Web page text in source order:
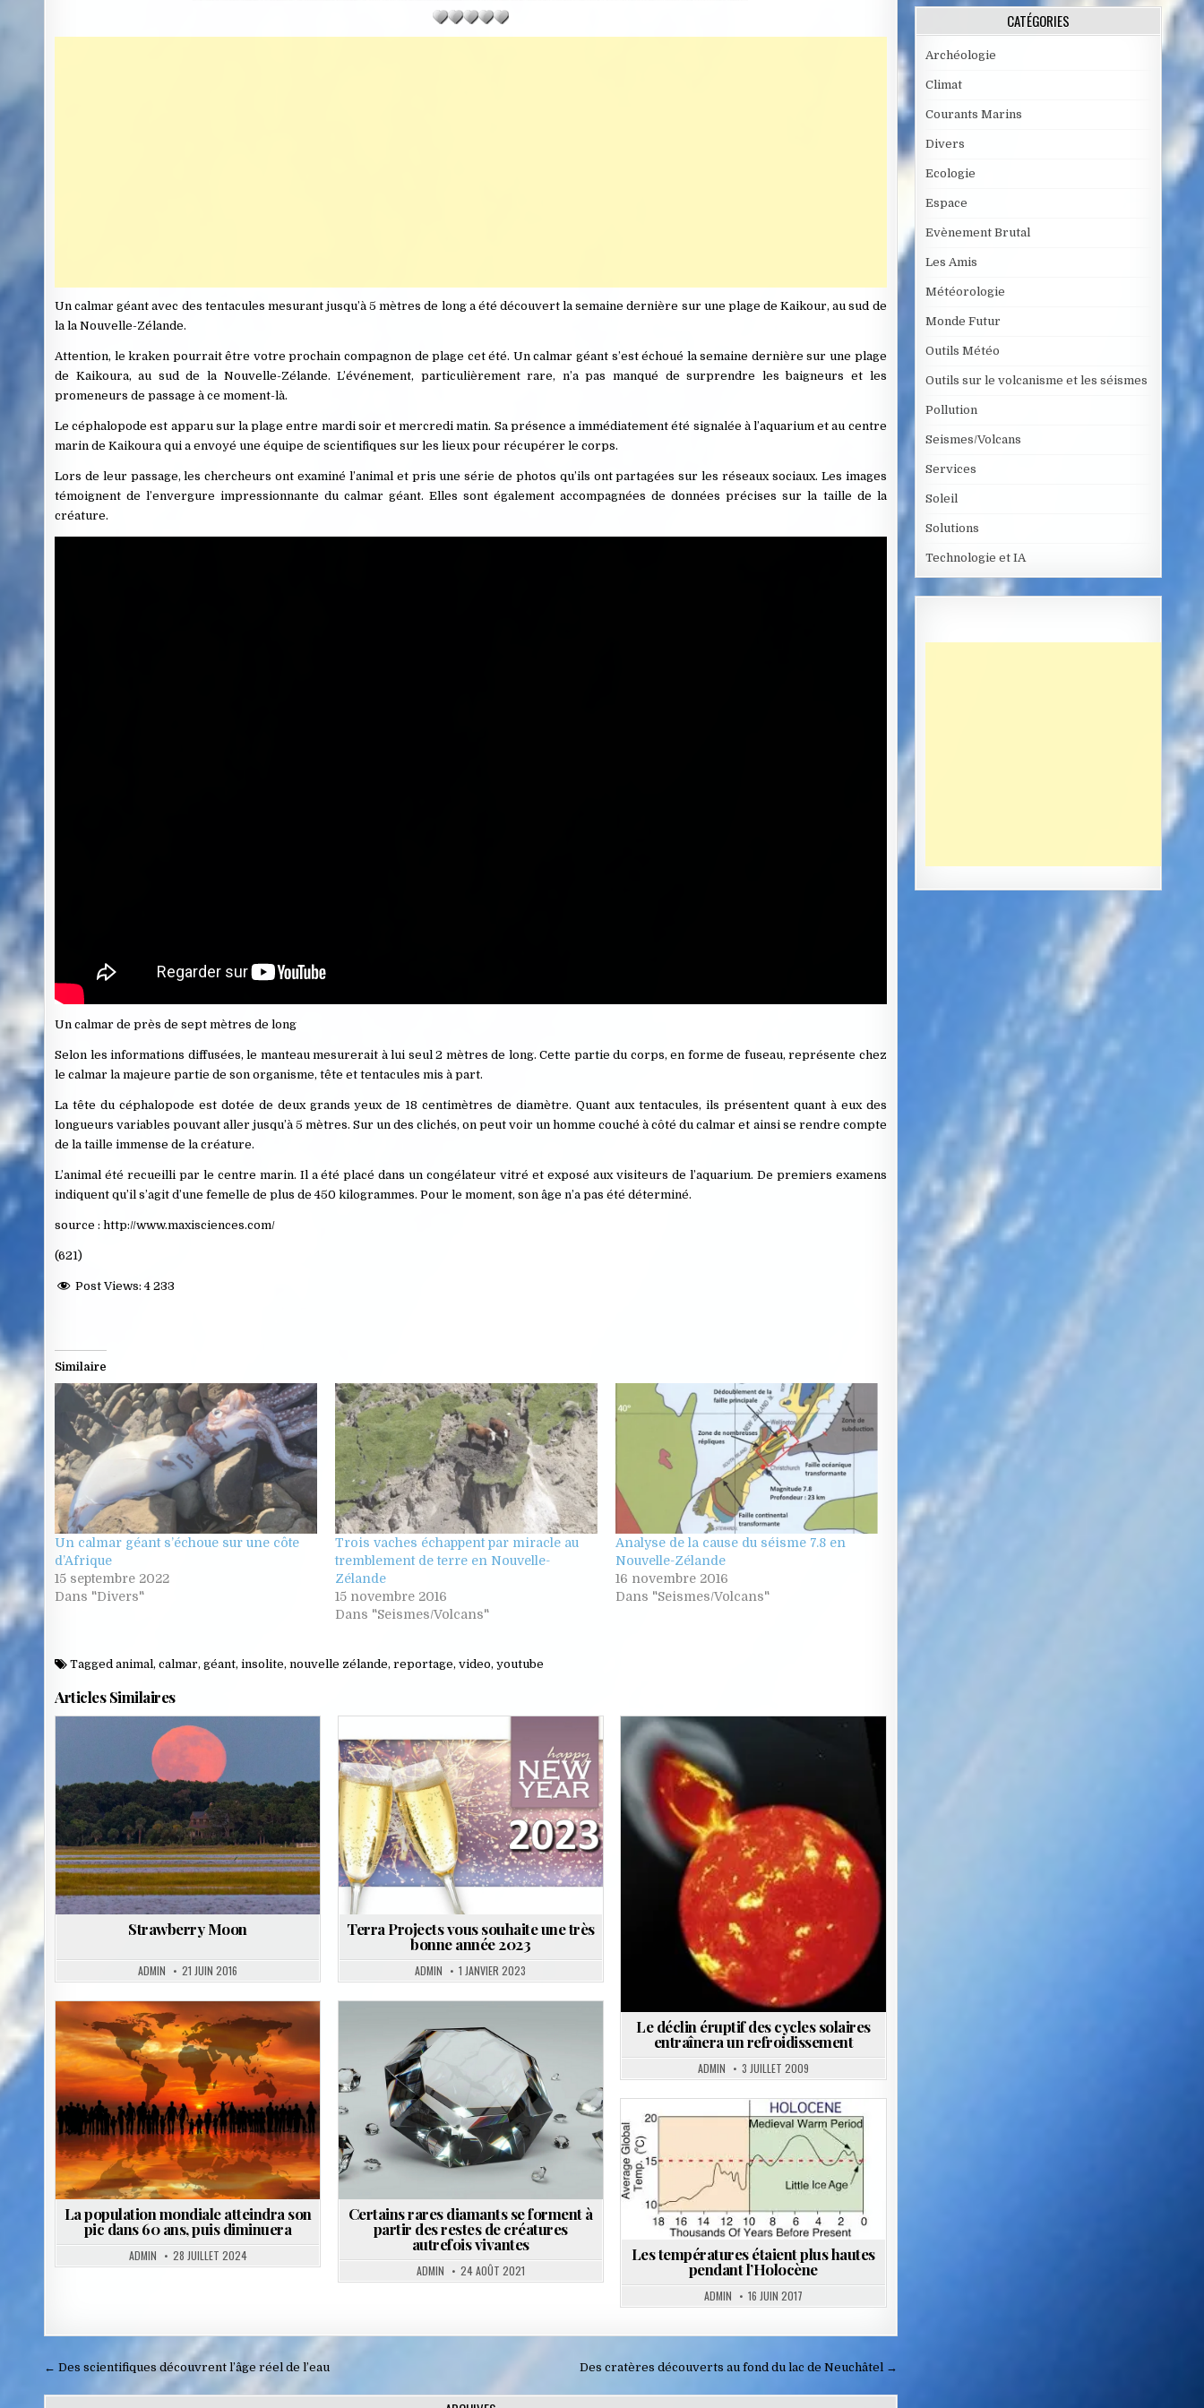
Un calmar géant avec des tentacules mesurant jusqu’à 5 mètres de long a été découvert la semaine dernière sur une plage de Kaikour, au sud de
la la Nouvelle-Zélande.
Attention, le kraken pourrait être votre prochain compagnon de plage cet été. Un calmar géant s’est échoué la semaine dernière sur une plage
de Kaikoura, au sud de la Nouvelle-Zélande. L’événement, particulièrement rare, n’a pas manqué de surprendre les baigneurs et les
promeneurs de passage à ce moment-là.
Le céphalopode est apparu sur la plage entre mardi soir et mercredi matin. Sa présence a immédiatement été signalée à l’aquarium et au centre
marin de Kaikoura qui a envoyé une équipe de scientifiques sur les lieux pour récupérer le corps.
Lors de leur passage, les chercheurs ont examiné l’animal et pris une série de photos qu’ils ont partagées sur les réseaux sociaux. Les images
témoignent de l’envergure impressionnante du calmar géant. Elles sont également accompagnées de données précises sur la taille de la
créature.
Un calmar de près de sept mètres de long
Selon les informations diffusées, le manteau mesurerait à lui seul 2 mètres de long. Cette partie du corps, en forme de fuseau, représente chez
le calmar la majeure partie de son organisme, tête et tentacules mis à part.
La tête du céphalopode est dotée de deux grands yeux de 18 centimètres de diamètre. Quant aux tentacules, ils présentent quant à eux des
longueurs variables pouvant aller jusqu’à 5 mètres. Sur un des clichés, on peut voir un homme couché à côté du calmar et ainsi se rendre compte
de la taille immense de la créature.
L’animal été recueilli par le centre marin. Il a été placé dans un congélateur vitré et exposé aux visiteurs de l’aquarium. De premiers examens
indiquent qu’il s’agit d’une femelle de plus de 450 kilogrammes. Pour le moment, son âge n’a pas été déterminé.
source : http://www.maxisciences.com/
(621)
Post Views: 4 233
Similaire
Un calmar géant s’échoue sur une côte
d’Afrique
15 septembre 2022
Dans "Divers"
Trois vaches échappent par miracle au
tremblement de terre en Nouvelle-
Zélande
15 novembre 2016
Dans "Seismes/Volcans"
Analyse de la cause du séisme 7.8 en
Nouvelle-Zélande
16 novembre 2016
Dans "Seismes/Volcans"
Taggedanimal,calmar,géant,insolite,nouvelle zélande,reportage,video,youtube
Articles Similaires
in
Strawberry Moon
ADMIN 21 JUIN 2016
Posted
in
Terra Projects vous souhaite une très
bonne année 2023
ADMIN 1 JANVIER 2023
Posted
in
Le déclin éruptif des cycles solaires
entraînera un refroidissement
ADMIN 3 JUILLET 2009
Posted
in
La population mondiale atteindra son
pic dans 60 ans, puis diminuera
ADMIN 28 JUILLET 2024
Certains rares diamants se forment à
partir des restes de créatures
autrefois vivantes
ADMIN 24 AOÛT 2021
in
Les températures étaient plus hautes
pendant l’Holocène
ADMIN 16 JUIN 2017
Navigation
de
← Des scientifiques découvrent l’âge réel de l’eau Des cratères découverts au fond du lac de Neuchâtel →
CATÉGORIES
Archéologie
Climat
Courants Marins
Divers
Ecologie
Espace
Evènement Brutal
Les Amis
Météorologie
Monde Futur
Outils Météo
Outils sur le volcanisme et les séismes
Pollution
Seismes/Volcans
Services
Soleil
Solutions
Technologie et IA